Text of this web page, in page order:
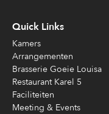
Quick Links
Kamers
Arrangementen
Brasserie Goeie Louisa
Restaurant Karel 5
Faciliteiten
Meeting & Events